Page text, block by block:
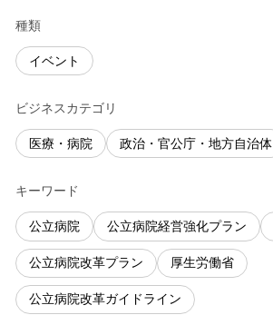
種類
イベント
ビジネスカテゴリ
医療・病院 政治・官公庁・地方自治体
キーワード
公立病院 公立病院経営強化プラン
公立病院改革プラン 厚生労働省
公立病院改革ガイドライン